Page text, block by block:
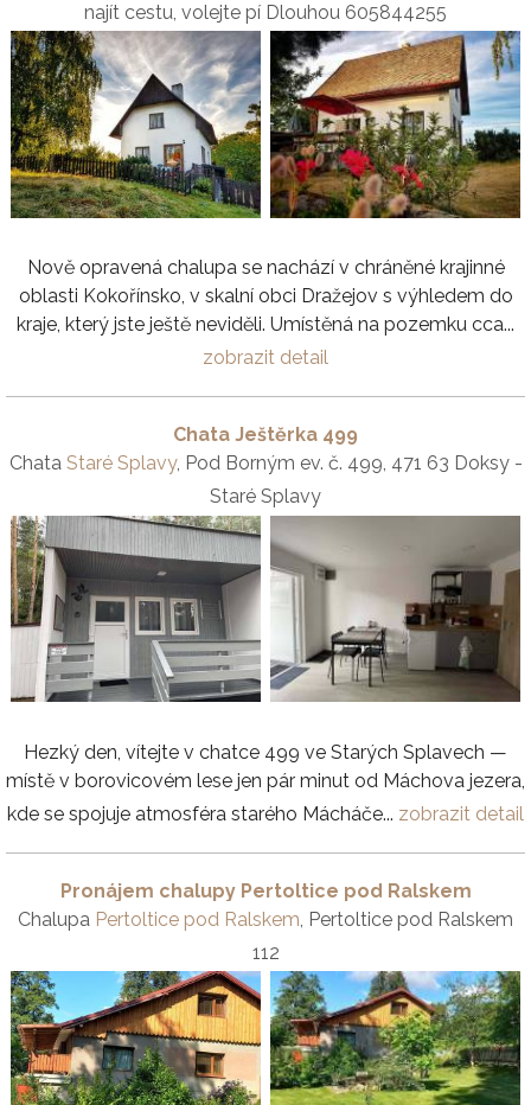
najít cestu, volejte pí Dlouhou 605844255
Nově opravená chalupa se nachází v chráněné krajinné
oblasti Kokořínsko, v skalní obci Dražejov s výhledem do
kraje, který jste ještě neviděli. Umístěná na pozemku cca...
zobrazit detail
Chata Ještěrka 499
Chata Staré Splavy, Pod Borným ev. č. 499, 471 63 Doksy -
Staré Splavy
Hezký den, vítejte v chatce 499 ve Starých Splavech —
místě v borovicovém lese jen pár minut od Máchova jezera,
kde se spojuje atmosféra starého Mácháče... zobrazit detail
Pronájem chalupy Pertoltice pod Ralskem
Chalupa Pertoltice pod Ralskem , Pertoltice pod Ralskem
112